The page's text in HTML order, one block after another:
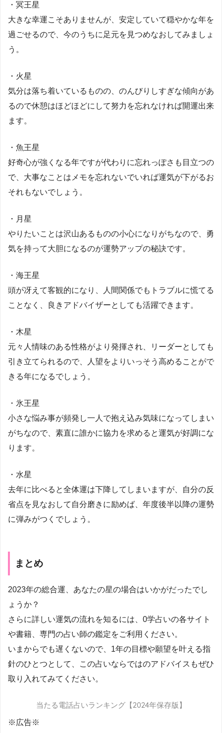
・冥王星
大きな幸運こそありませんが、安定していて穏やかな年を
過ごせるので、今のうちに足元を見つめなおしてみましょ
う。
・火星
気分は落ち着いているものの、のんびりしすぎな傾向があ
るので休憩はほどほどにして努力を忘れなければ開運出来
ます。
・魚王星
好奇心が強くなる年ですが代わりに忘れっぽさも目立つの
で、大事なことはメモを忘れないでいれば運気が下がるお
それもないでしょう。
・月星
やりたいことは沢山あるものの小心になりがちなので、勇
気を持って大胆になるのが運勢アップの秘訣です。
・海王星
頭が冴えて客観的になり、人間関係でもトラブルに慌てる
ことなく、良きアドバイザーとしても活躍できます。
・木星
元々人情味のある性格がより発揮され、リーダーとしても
引き立てられるので、人望をよりいっそう高めることがで
きる年になるでしょう。
・氷王星
小さな悩み事が頻発し一人で抱え込み気味になってしまい
がちなので、素直に誰かに協力を求めると運気が好調にな
ります。
・水星
去年に比べると全体運は下降してしまいますが、自分の反
省点を見なおして自分磨きに励めば、年度後半以降の運勢
に弾みがつくでしょう。
まとめ
2023年の総合運、あなたの星の場合はいかがだったでし
ょうか？
さらに詳しい運気の流れを知るには、0学占いの各サイト
や書籍、専門の占い師の鑑定をご利用ください。
いまからでも遅くないので、1年の目標や願望を叶える指
針のひとつとして、この占いならではのアドバイスもぜひ
取り入れてみてください。
当たる電話占いランキング【2024年保存版】
※広告※